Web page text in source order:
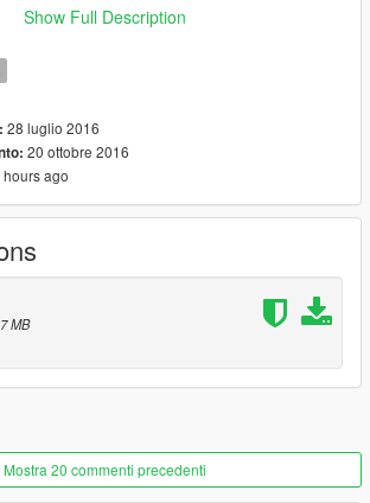
\update\update.rpf\common\data
VIDEO, NÃO ESQUEÇA DE
NA DESCRIÇÃO OBRIGADO..
EN ==================
CH4P4X
ch4p4x
x64e.rpf\levels\gta5\vehicles.rpf\
\update\update.rpf\common\data
VIDEO, DON'T FORGET TO LEAVE
DESCRIPTION THANK YOU..
Show Full Description
28 luglio 2016
20 ottobre 2016
hours ago
MB
Mostra 20 commenti precedenti